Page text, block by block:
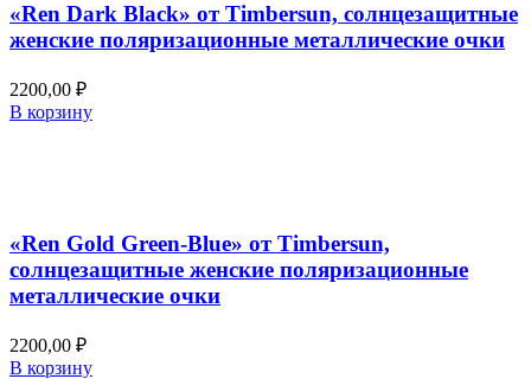
«Ren Dark Black» от Timbersun, солнцезащитные
женские поляризационные металлические очки
2200,00 ₽
В корзину
«Ren Gold Green-Blue» от Timbersun,
солнцезащитные женские поляризационные
металлические очки
2200,00 ₽
В корзину